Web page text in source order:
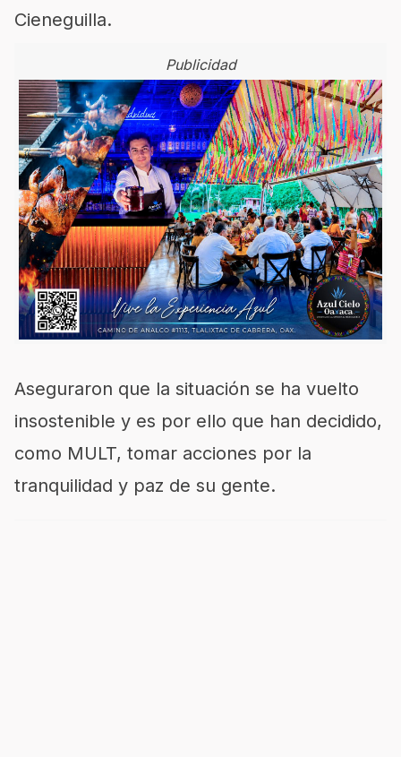
Cieneguilla.
Publicidad
Aseguraron que la situación se ha vuelto
insostenible y es por ello que han decidido,
como MULT, tomar acciones por la
tranquilidad y paz de su gente.